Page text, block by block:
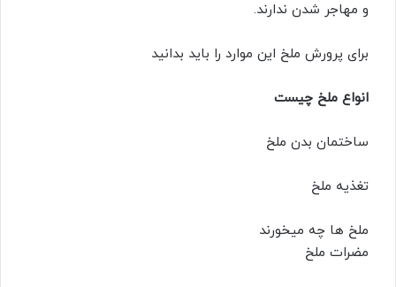
و مهاجر شدن ندارند.
برای پرورش ملخ این موارد را باید بدانید
انواع ملخ چیست
ساختمان بدن ملخ
تغذیه ملخ
ملخ ها چه میخورند
مضرات ملخ